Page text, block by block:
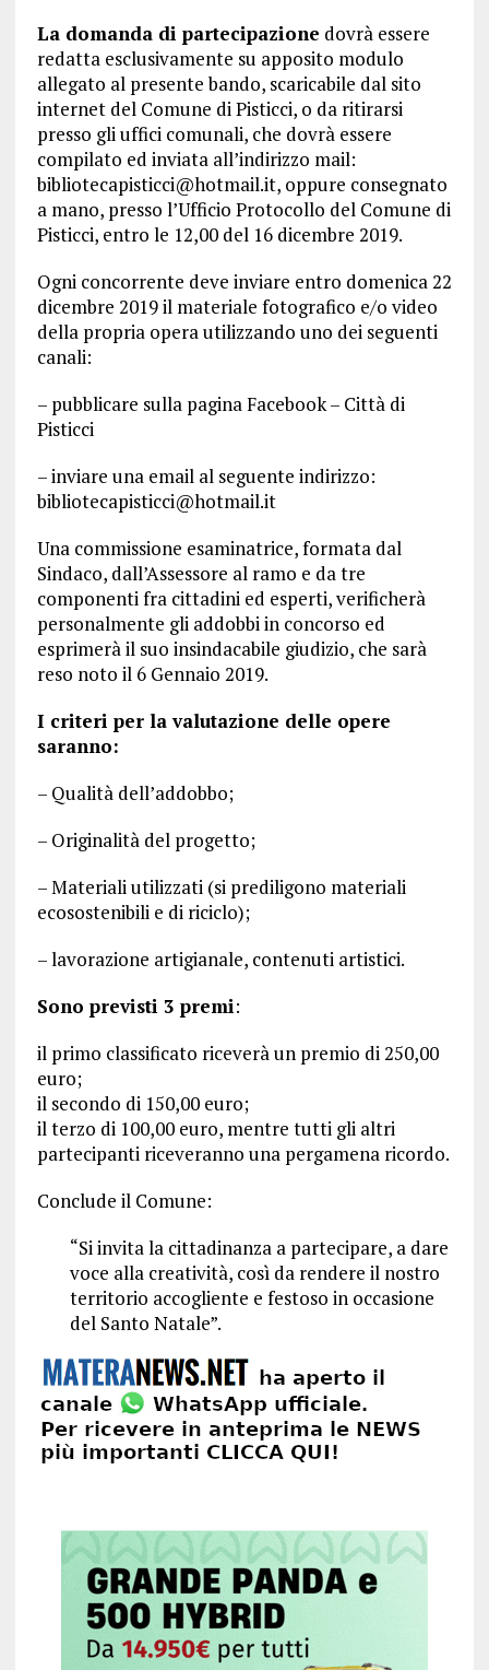
La domanda di partecipazione dovrà essere
redatta esclusivamente su apposito modulo
allegato al presente bando, scaricabile dal sito
internet del Comune di Pisticci, o da ritirarsi
presso gli uffici comunali, che dovrà essere
compilato ed inviata all’indirizzo mail:
bibliotecapisticci@hotmail.it, oppure consegnato
a mano, presso l’Ufficio Protocollo del Comune di
Pisticci, entro le 12,00 del 16 dicembre 2019.
Ogni concorrente deve inviare entro domenica 22
dicembre 2019 il materiale fotografico e/o video
della propria opera utilizzando uno dei seguenti
canali:
– pubblicare sulla pagina Facebook – Città di
Pisticci
– inviare una email al seguente indirizzo:
bibliotecapisticci@hotmail.it
Una commissione esaminatrice, formata dal
Sindaco, dall’Assessore al ramo e da tre
componenti fra cittadini ed esperti, verificherà
personalmente gli addobbi in concorso ed
esprimerà il suo insindacabile giudizio, che sarà
reso noto il 6 Gennaio 2019.
I criteri per la valutazione delle opere
saranno:
– Qualità dell’addobbo;
– Originalità del progetto;
– Materiali utilizzati (si prediligono materiali
ecosostenibili e di riciclo);
– lavorazione artigianale, contenuti artistici.
Sono previsti 3 premi:
il primo classificato riceverà un premio di 250,00
euro;
il secondo di 150,00 euro;
il terzo di 100,00 euro, mentre tutti gli altri
partecipanti riceveranno una pergamena ricordo.
Conclude il Comune:
“Si invita la cittadinanza a partecipare, a dare
voce alla creatività, così da rendere il nostro
territorio accogliente e festoso in occasione
del Santo Natale”.